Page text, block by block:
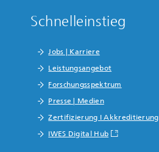
Schnelleinstieg
Jobs | Karriere
Leistungsangebot
Forschungsspektrum
Presse | Medien
Zertifizierung I Akkreditierung
IWES Digital Hub